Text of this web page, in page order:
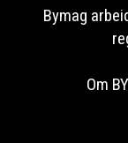
Bymag
Om